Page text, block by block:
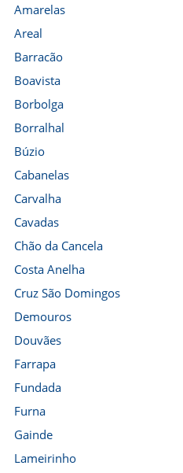
Amarelas
Areal
Barracão
Boavista
Borbolga
Borralhal
Búzio
Cabanelas
Carvalha
Cavadas
Chão da Cancela
Costa Anelha
Cruz São Domingos
Demouros
Douvães
Farrapa
Fundada
Furna
Gainde
Lameirinho